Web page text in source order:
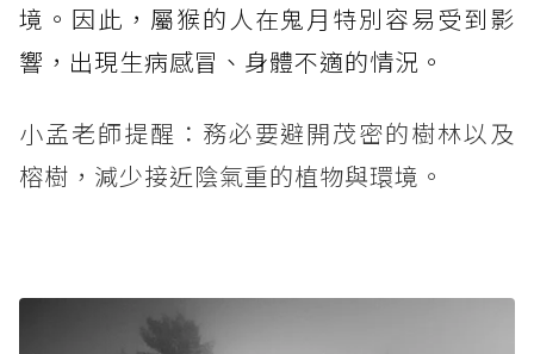
境。因此，屬猴的人在鬼月特別容易受到影
響，出現生病感冒、身體不適的情況。
小孟老師提醒：務必要避開茂密的樹林以及
榕樹，減少接近陰氣重的植物與環境。